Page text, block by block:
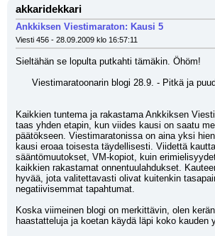
akkaridekkari
Ankkiksen Viestimaraton: Kausi 5
Viesti 456 - 28.09.2009 klo 16:57:11
Sieltähän se lopulta putkahti tämäkin. Öhöm!
Viestimaratoonarin blogi 28.9. - Pitkä ja
Kaikkien tuntema ja rakastama Ankkiksen
taas yhden etapin, kun viides kausi on saatu
päätökseen. Viestimaratonissa on aina yksi
kausi eroaa toisesta täydellisesti. Viidettä
sääntömuutokset, VM-kopiot, kuin
kaikkien rakastamat onnentuulahdukset.
hyvää, jota valitettavasti olivat kuitenkin
negatiivisemmat tapahtumat.
Koska viimeinen blogi on merkittävin, olen
haastatteluja ja koetan käydä läpi koko kauden